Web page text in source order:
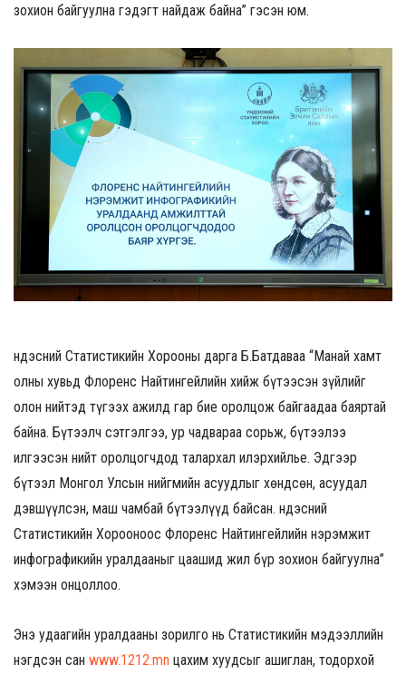
зохион байгуулна гэдэгт найдаж байна” гэсэн юм.
Үндэсний Статистикийн Хорооны дарга Б.Батдаваа “Манай хамт
олны хувьд Флоренс Найтингейлийн хийж бүтээсэн зүйлийг
олон нийтэд түгээх ажилд гар бие оролцож байгаадаа баяртай
байна. Бүтээлч сэтгэлгээ, ур чадвараа сорьж, бүтээлээ
илгээсэн нийт оролцогчдод талархал илэрхийлье. Эдгээр
бүтээл Монгол Улсын нийгмийн асуудлыг хөндсөн, асуудал
дэвшүүлсэн, маш чамбай бүтээлүүд байсан. Үндэсний
Статистикийн Хорооноос Флоренс Найтингейлийн нэрэмжит
инфографикийн уралдааныг цаашид жил бүр зохион байгуулна”
хэмээн онцоллоо.
Энэ удаагийн уралдааны зорилго нь Статистикийн мэдээллийн
нэгдсэн сан www.1212.mn цахим хуудсыг ашиглан, тодорхой